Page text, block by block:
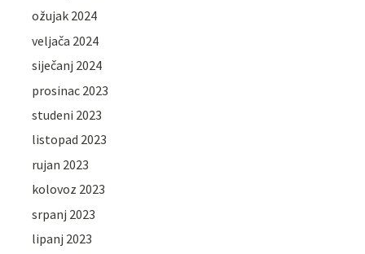
ožujak 2024
veljača 2024
siječanj 2024
prosinac 2023
studeni 2023
listopad 2023
rujan 2023
kolovoz 2023
srpanj 2023
lipanj 2023